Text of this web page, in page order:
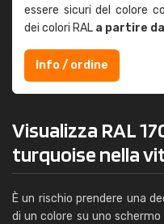
essere sicuri del colore
dei colori RAL a partire
Info / ordine
Visualizza RAL
turquoise nella
È un rischio prendere una
di un colore su uno